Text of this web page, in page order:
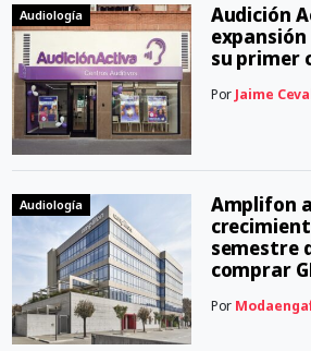
Audiología
Audición
su primer
Por Jaime
Audiología
Amplifon
semestre
comprar
Por